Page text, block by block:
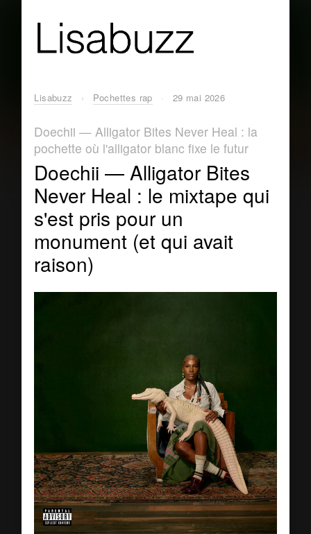
Lisabuzz › Pochettes rap · 29 mai 2026
Doechii — Alligator Bites Never Heal : la
pochette où l'alligator blanc fixe le futur
Doechii — Alligator Bites
Never Heal : le mixtape qui
s'est pris pour un
monument (et qui avait
raison)